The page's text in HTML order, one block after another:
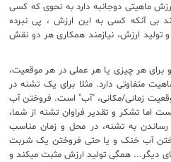
ماهیتی دوجانبه دارد به نحوی که کسی
بی آنکه کسی به این ارزش ، پی نبرده
تولید ارزش، نیازمند همکاری هر دو نقش
برای هر چیزی یا هر عملی در هر موقعیت،
متفاوتی دارد. مثلا برای یک تشنه در
زمانی/مکانی، "آب" است. فروختن آب
اما تشکر و تقدیر فراوان تشنه از شما،
به تشنه، در محل و زمان مناسب
آب خنک و یا حتی فروختن یک شربت
دیگر... همگی تولید ارزش مثبت میکند و